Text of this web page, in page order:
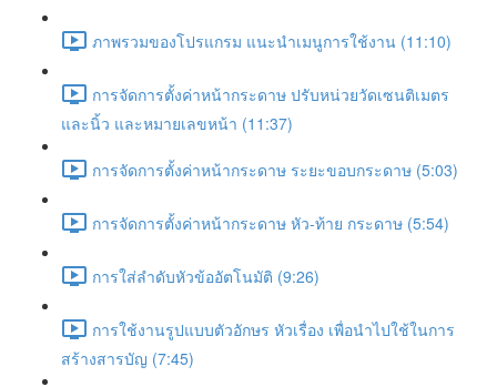
ภาพรวมของโปรแกรม แนะนำเมนูการใช้งาน (11:10)
การจัดการตั้งค่าหน้ากระดาษ ปรับหน่วยวัดเซนติเมตร
และนิ้ว และหมายเลขหน้า (11:37)
การจัดการตั้งค่าหน้ากระดาษ ระยะขอบกระดาษ (5:03)
การจัดการตั้งค่าหน้ากระดาษ หัว-ท้าย กระดาษ (5:54)
การใส่ลำดับหัวข้ออัตโนมัติ (9:26)
การใช้งานรูปแบบตัวอักษร หัวเรื่อง เพื่อนำไปใช้ในการ
สร้างสารบัญ (7:45)